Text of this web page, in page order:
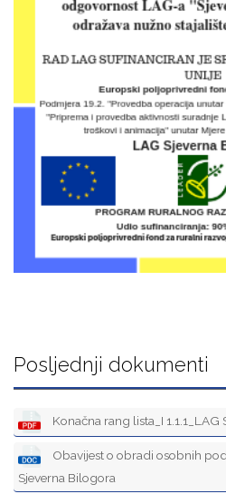
Posljednji dokumenti
Konačna rang lista_I
Obavijest o obradi osobnih
Sjeverna Bilogora